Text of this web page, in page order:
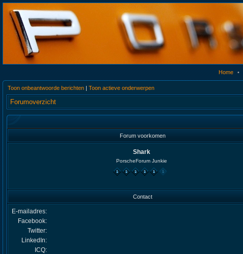
Home •
Toon onbeantwoorde berichten | Toon actieve onderwerpen
Forumoverzicht
Forum voorkomen
Shark
PorscheForum Junkie
Contact
E-mailadres:
Facebook:
Twitter:
LinkedIn:
ICQ: